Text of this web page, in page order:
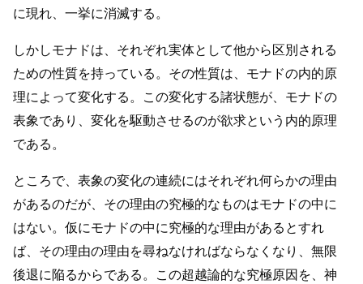
に現れ、一挙に消滅する。
しかしモナドは、それぞれ実体として他から区別される
ための性質を持っている。その性質は、モナドの内的原
理によって変化する。この変化する諸状態が、モナドの
表象であり、変化を駆動させるのが欲求という内的原理
である。
ところで、表象の変化の連続にはそれぞれ何らかの理由
があるのだが、その理由の究極的なものはモナドの中に
はない。仮にモナドの中に究極的な理由があるとすれ
ば、その理由の理由を尋ねなければならなくなり、無限
後退に陥るからである。この超越論的な究極原因を、神